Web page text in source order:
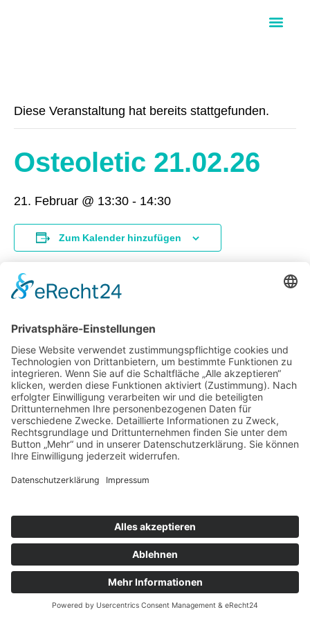
Diese Veranstaltung hat bereits stattgefunden.
Osteoletic 21.02.26
21. Februar @ 13:30 - 14:30
Zum Kalender hinzufügen
Folgen Sie uns auf Instagram
Aloha Ohana
Impressum
Cookie-Einstellungen